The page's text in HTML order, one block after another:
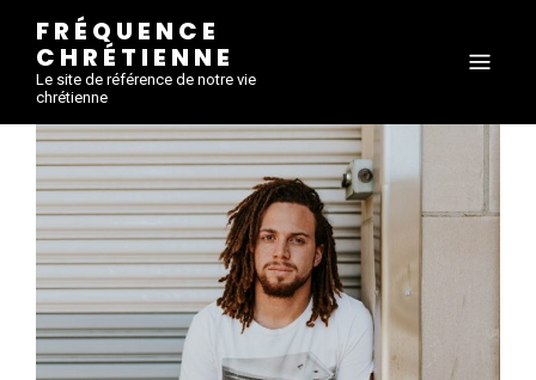
FRÉQUENCE
CHRÉTIENNE
Le site de référence de notre vie
chrétienne